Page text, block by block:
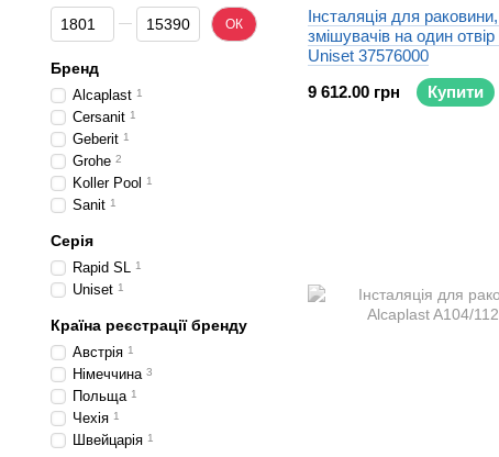
Інсталяція для
змішувачів на один
Uniset 37576000
9 612.00 грн
Купити
Від Ціна, грн
До Ціна, грн ОК
Бренд
Alcaplast 1
Cersanit 1
Geberit 1
Grohe 2
Koller Pool 1
Sanit 1
Серія
Rapid SL 1
Uniset 1
Країна реєстрації бренду
Австрія 1
Німеччина 3
Польща 1
Чехія 1
Швейцарія 1